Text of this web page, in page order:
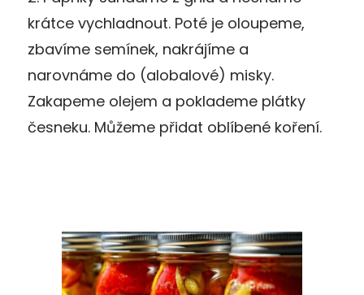
krátce vychladnout. Poté je oloupeme,
zbavíme semínek, nakrájíme a
narovnáme do (alobalové) misky.
Zakapeme olejem a poklademe plátky
česneku. Můžeme přidat oblíbené koření.